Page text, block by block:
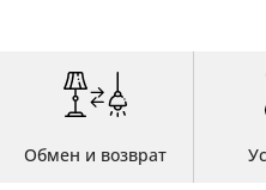
Обмен и возврат